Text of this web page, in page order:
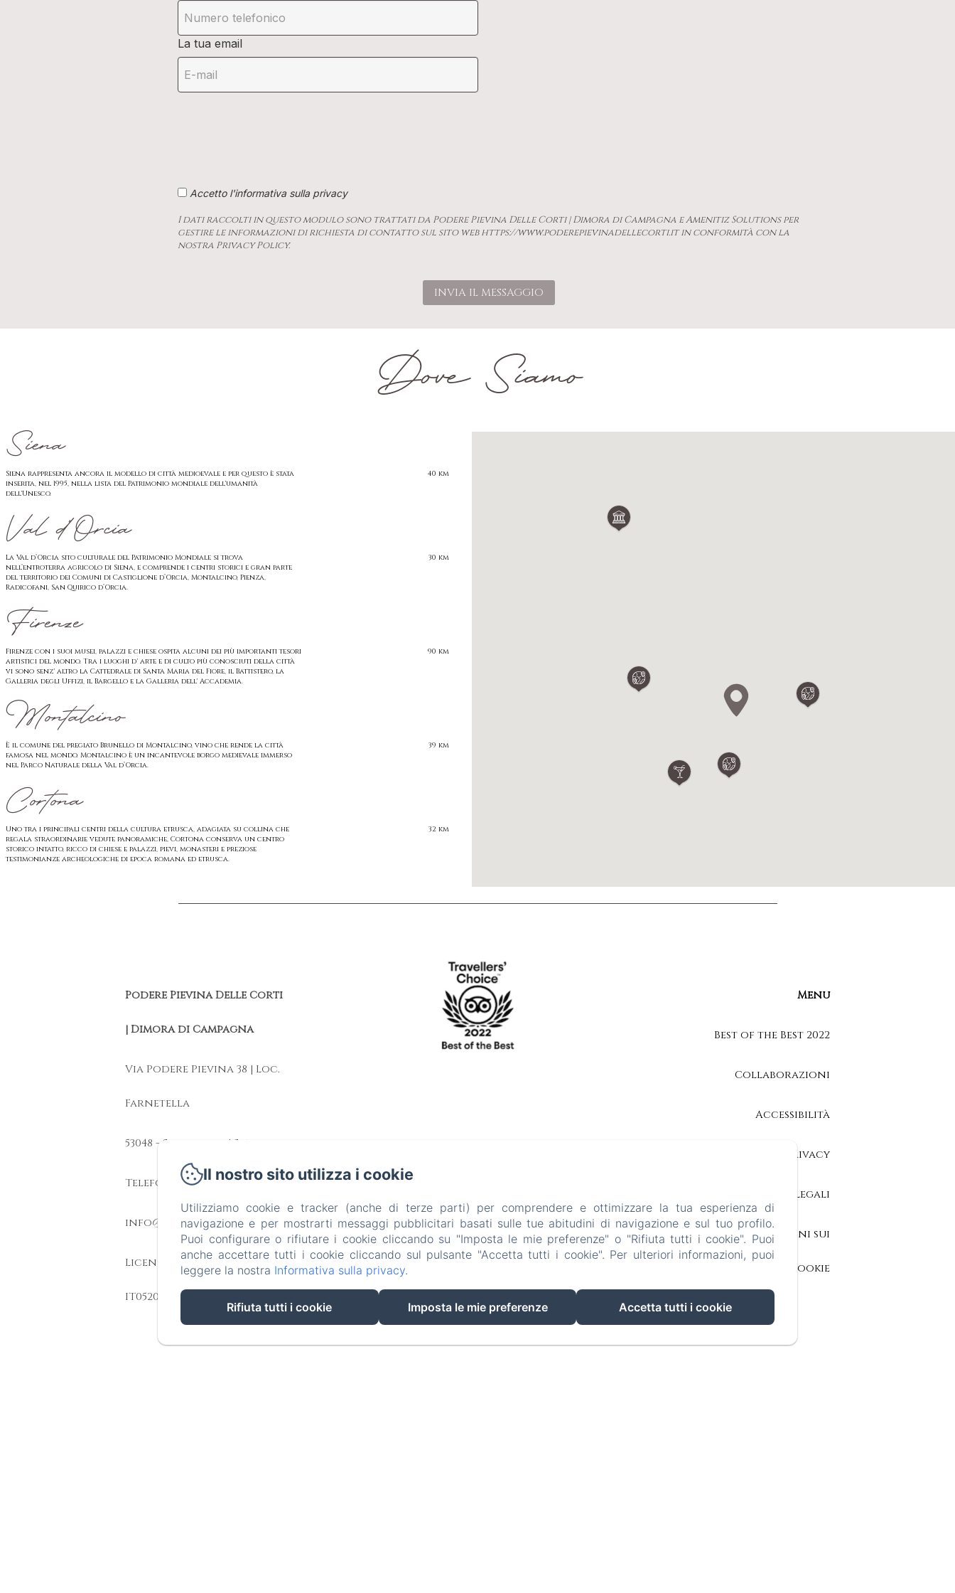
La tua email
Accetto l'informativa sulla privacy
I dati raccolti in questo modulo sono trattati da Podere Pievina Delle Corti | Dimora di Campagna e Amenitiz Solutions per
gestire le informazioni di richiesta di contatto sul sito web https://www.poderepievinadellecorti.it in conformità con la
nostra Privacy Policy.
Dove Siamo
Siena
Siena rappresenta ancora il modello di città medioevale e per questo è stata
inserita, nel 1995, nella lista del Patrimonio mondiale dell'umanità
dell'Unesco.
40 km
Val d'Orcia
La Val d’Orcia sito culturale del Patrimonio Mondiale si trova
nell’entroterra agricolo di Siena, e comprende i centri storici e gran parte
del territorio dei Comuni di Castiglione d’Orcia, Montalcino, Pienza,
Radicofani, San Quirico d’Orcia.
30 km
Firenze
Firenze con i suoi musei, palazzi e chiese ospita alcuni dei più importanti tesori
artistici del mondo. Tra i luoghi d' arte e di culto più conosciuti della città
vi sono senz' altro la Cattedrale di Santa Maria del Fiore, il Battistero, la
Galleria degli Uffizi, il Bargello e la Galleria dell' Accademia.
90 km
Montalcino
È il comune del pregiato Brunello di Montalcino, vino che rende la città
famosa nel mondo. Montalcino è un incantevole borgo medievale immerso
nel Parco Naturale della Val d’Orcia.
39 km
Cortona
Uno tra i principali centri della cultura etrusca, adagiata su collina che
regala straordinarie vedute panoramiche, Cortona conserva un centro
storico intatto, ricco di chiese e palazzi, pievi, monasteri e preziose
testimonianze archeologiche di epoca romana ed etrusca.
32 km
Podere Pievina Delle Corti
| Dimora di Campagna
Via Podere Pievina 38 | Loc.
Farnetella
53048 - Sinalunga | Siena
Telefono: +39 347 139 0581
info@poderepievina.it
Licenza CIN:
IT052033C2GODTUY36
Funziona con Amenitiz
Menu
Best of the Best 2022
Collaborazioni
Accessibilità
Informativa Privacy
Note legali
Informazioni sui
cookie
Il nostro sito utilizza i cookie
Utilizziamo cookie e tracker (anche di terze parti) per comprendere e ottimizzare la tua esperienza di
navigazione e per mostrarti messaggi pubblicitari basati sulle tue abitudini di navigazione e sul tuo profilo.
Puoi configurare o rifiutare i cookie cliccando su "Imposta le mie preferenze" o "Rifiuta tutti i cookie". Puoi
anche accettare tutti i cookie cliccando sul pulsante "Accetta tutti i cookie". Per ulteriori informazioni, puoi
leggere la nostra Informativa sulla privacy.
Rifiuta tutti i cookie Imposta le mie preferenze Accetta tutti i cookie